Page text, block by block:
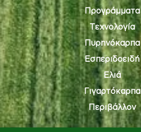
Προγράμματα
Τεχνολογία
Πυρηνόκαρπα
Εσπεριδοειδή
Ελιά
Γιγαρτόκαρπα
Περιβάλλον